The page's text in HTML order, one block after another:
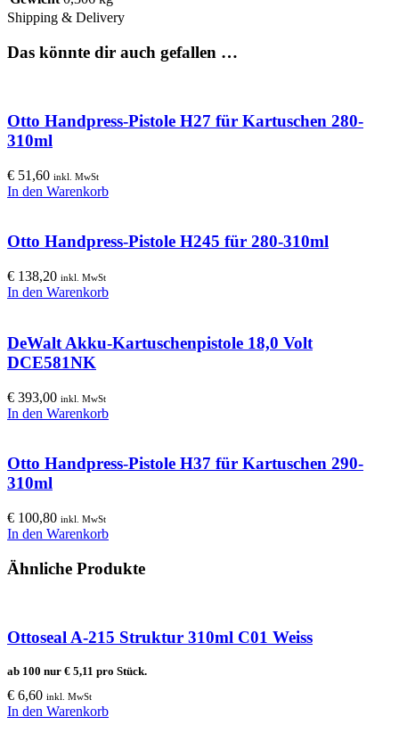
Shipping & Delivery
Das könnte dir auch gefallen …
Otto Handpress-Pistole H27 für Kartuschen 280-
310ml
€ 51,60 inkl. MwSt
In den Warenkorb
Otto Handpress-Pistole H245 für 280-310ml
€ 138,20 inkl. MwSt
In den Warenkorb
DeWalt Akku-Kartuschenpistole 18,0 Volt
DCE581NK
€ 393,00 inkl. MwSt
In den Warenkorb
Otto Handpress-Pistole H37 für Kartuschen 290-
310ml
€ 100,80 inkl. MwSt
In den Warenkorb
Ähnliche Produkte
Ottoseal A-215 Struktur 310ml C01 Weiss
ab 100 nur € 5,11 pro Stück.
€ 6,60 inkl. MwSt
In den Warenkorb